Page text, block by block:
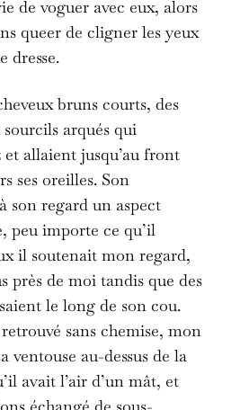
de voguer avec eux, alors
queer de cligner les yeux
dresse.
bruns courts, des
arqués qui
allaient jusqu’au front
ses oreilles. Son
son regard un aspect
peu importe ce qu’il
il soutenait mon regard,
près de moi tandis que des
le long de son cou.
sans chemise, mon
ventouse au-dessus de la
avait l’air d’un mât, et